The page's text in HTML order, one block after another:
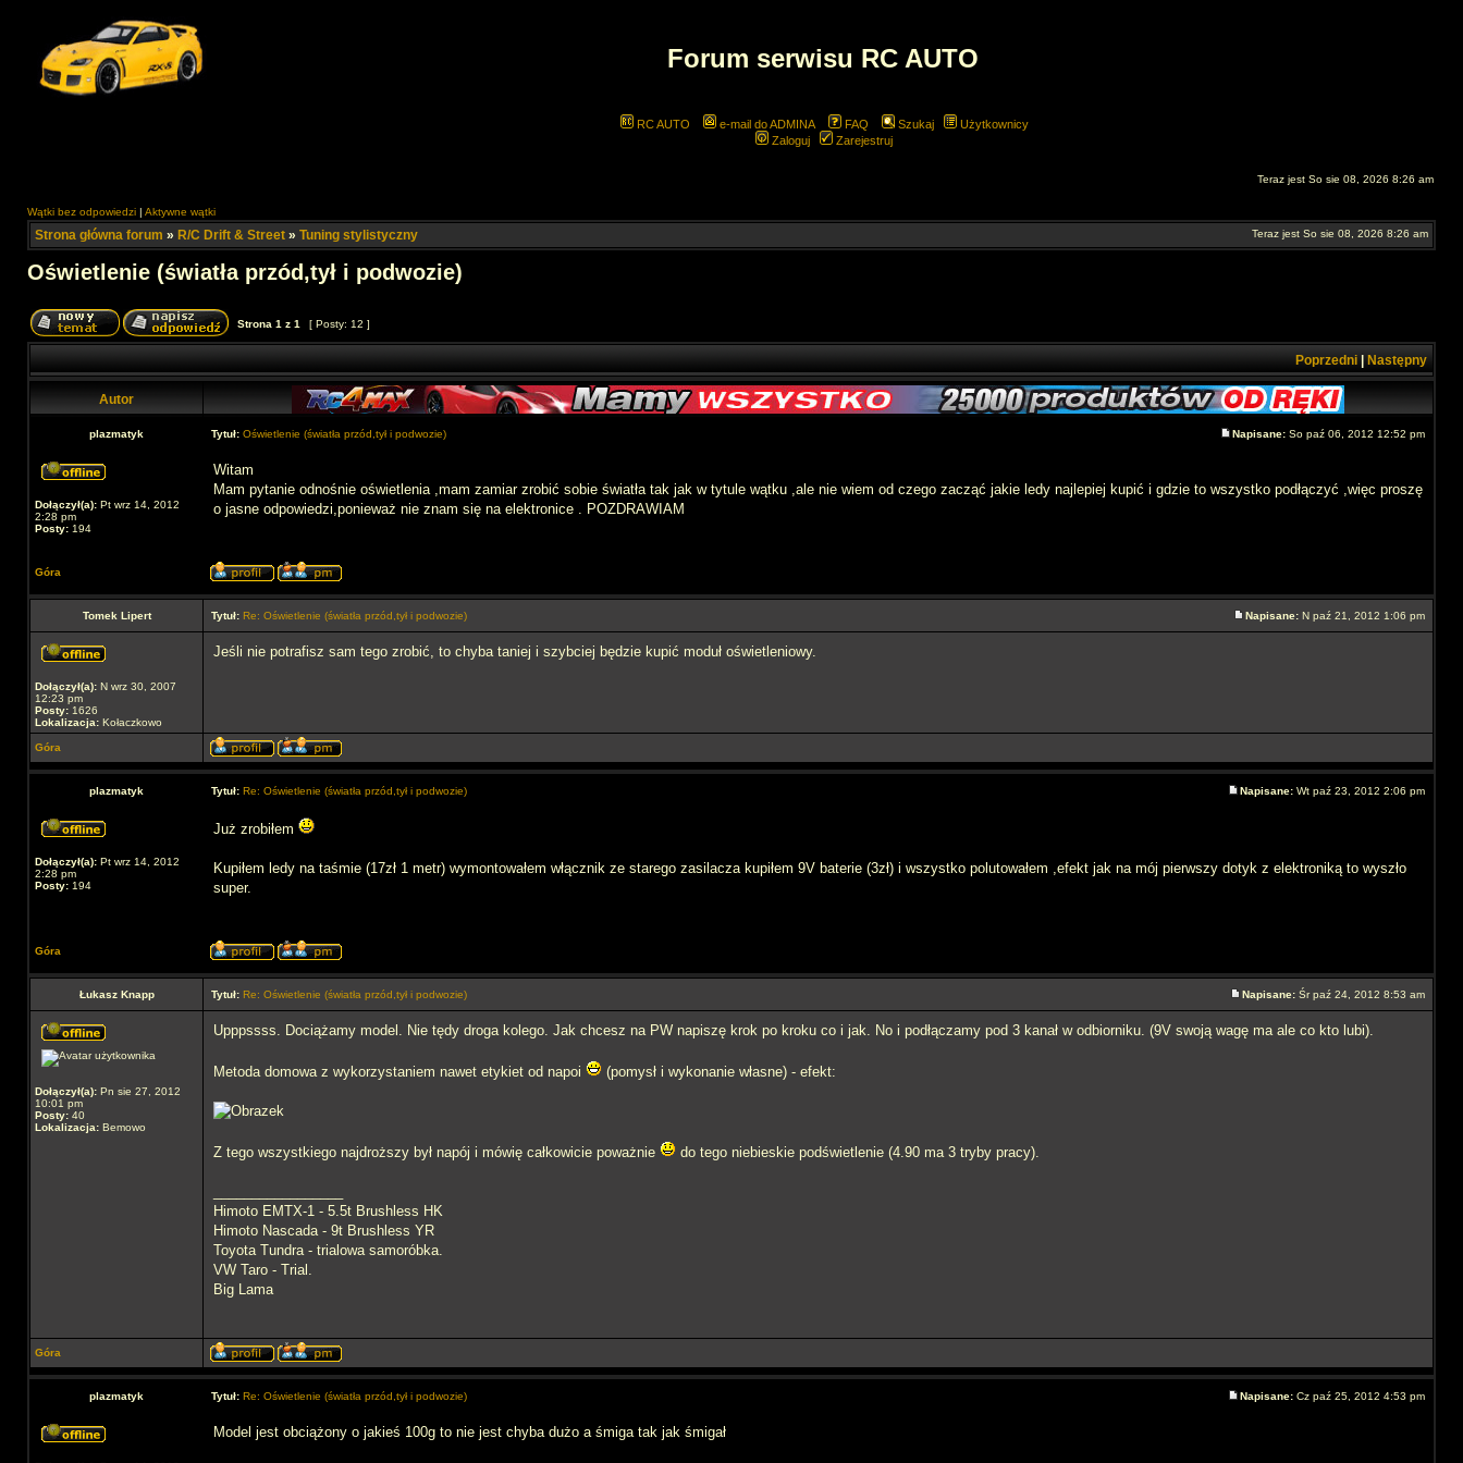
Forum serwisu RC AUTO
RC AUTO e-mail do ADMINA FAQ Szukaj
Użytkownicy
Zaloguj
Zarejestruj
Teraz jest So sie 08, 2026 8:26 am
Wątki bez odpowiedzi | Aktywne wątki
Strona główna forum » R/C Drift & Street » Tuning stylistyczny Teraz jest So sie 08, 2026 8:26 am
Oświetlenie (światła przód,tył i podwozie)
Strona 1 z 1 [ Posty: 12 ]
Poprzedni Następny
Autor
plazmatyk Tytuł: Oświetlenie (światła przód,tył i podwozie) Napisane: So paź 06, 2012 12:52 pm
Dołączył(a): Pt wrz 14, 2012
2:28 pm
Posty: 194
Witam
Mam pytanie odnośnie oświetlenia ,mam zamiar zrobić sobie światła tak jak w tytule wątku ,ale nie wiem od czego zacząć jakie ledy najlepiej kupić i gdzie to wszystko podłączyć ,więc proszę
o jasne odpowiedzi,ponieważ nie znam się na elektronice . POZDRAWIAM
Góra
Tomek Lipert Tytuł: Re: Oświetlenie (światła przód,tył i podwozie) Napisane: N paź 21, 2012 1:06 pm
Dołączył(a): N wrz 30, 2007
12:23 pm
Posty: 1626
Lokalizacja: Kołaczkowo
Jeśli nie potrafisz sam tego zrobić, to chyba taniej i szybciej będzie kupić moduł oświetleniowy.
Góra
plazmatyk Tytuł: Re: Oświetlenie (światła przód,tył i podwozie) Napisane: Wt paź 23, 2012 2:06 pm
Dołączył(a): Pt wrz 14, 2012
2:28 pm
Posty: 194
Już zrobiłem
Kupiłem ledy na taśmie (17zł 1 metr) wymontowałem włącznik ze starego zasilacza kupiłem 9V baterie (3zł) i wszystko polutowałem ,efekt jak na mój pierwszy dotyk z elektroniką to wyszło
super.
Góra
Łukasz Knapp Tytuł: Re: Oświetlenie (światła przód,tył i podwozie) Napisane: Śr paź 24, 2012 8:53 am
Dołączył(a): Pn sie 27, 2012
10:01 pm
Posty: 40
Lokalizacja: Bemowo
Upppssss. Dociążamy model. Nie tędy droga kolego. Jak chcesz na PW napiszę krok po kroku co i jak. No i podłączamy pod 3 kanał w odbiorniku. (9V swoją wagę ma ale co kto lubi).
Metoda domowa z wykorzystaniem nawet etykiet od napoi (pomysł i wykonanie własne) - efekt:
Z tego wszystkiego najdroższy był napój i mówię całkowicie poważnie do tego niebieskie podświetlenie (4.90 ma 3 tryby pracy).
Himoto EMTX-1 - 5.5t Brushless HK
Himoto Nascada - 9t Brushless YR
Toyota Tundra - trialowa samoróbka.
VW Taro - Trial.
Big Lama
Góra
plazmatyk Tytuł: Re: Oświetlenie (światła przód,tył i podwozie) Napisane: Cz paź 25, 2012 4:53 pm
Model jest obciążony o jakieś 100g to nie jest chyba dużo a śmiga tak jak śmigał